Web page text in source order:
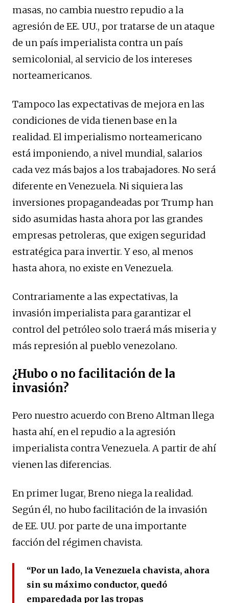
masas, no cambia nuestro repudio a la
agresión de EE. UU., por tratarse de un ataque
de un país imperialista contra un país
semicolonial, al servicio de los intereses
norteamericanos.
Tampoco las expectativas de mejora en las
condiciones de vida tienen base en la
realidad. El imperialismo norteamericano
está imponiendo, a nivel mundial, salarios
cada vez más bajos a los trabajadores. No será
diferente en Venezuela. Ni siquiera las
inversiones propagandeadas por Trump han
sido asumidas hasta ahora por las grandes
empresas petroleras, que exigen seguridad
estratégica para invertir. Y eso, al menos
hasta ahora, no existe en Venezuela.
Contrariamente a las expectativas, la
invasión imperialista para garantizar el
control del petróleo solo traerá más miseria y
más represión al pueblo venezolano.
¿Hubo o no facilitación de la
invasión?
Pero nuestro acuerdo con Breno Altman llega
hasta ahí, en el repudio a la agresión
imperialista contra Venezuela. A partir de ahí
vienen las diferencias.
En primer lugar, Breno niega la realidad.
Según él, no hubo facilitación de la invasión
de EE. UU. por parte de una importante
facción del régimen chavista.
“Por un lado, la Venezuela chavista, ahora
sin su máximo conductor, quedó
emparedada por las tropas